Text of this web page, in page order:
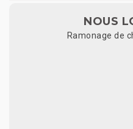
NOUS
Ramonage de